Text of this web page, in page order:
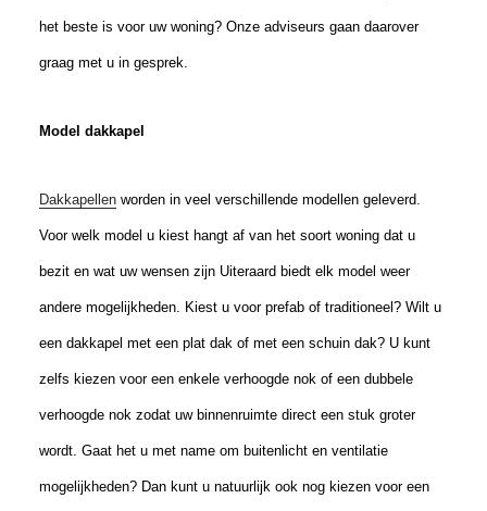
het beste is voor uw woning? Onze adviseurs gaan daarover
graag met u in gesprek.
Model dakkapel
Dakkapellenworden in veel verschillende modellen geleverd.
Voor welk model u kiest hangt af van het soort woning dat u
bezit en wat uw wensen zijn Uiteraard biedt elk model weer
andere mogelijkheden. Kiest u voor prefab of traditioneel? Wilt u
een dakkapel met een plat dak of met een schuin dak? U kunt
zelfs kiezen voor een enkele verhoogde nok of een dubbele
verhoogde nok zodat uw binnenruimte direct een stuk groter
wordt. Gaat het u met name om buitenlicht en ventilatie
mogelijkheden? Dan kunt u natuurlijk ook nog kiezen voor een